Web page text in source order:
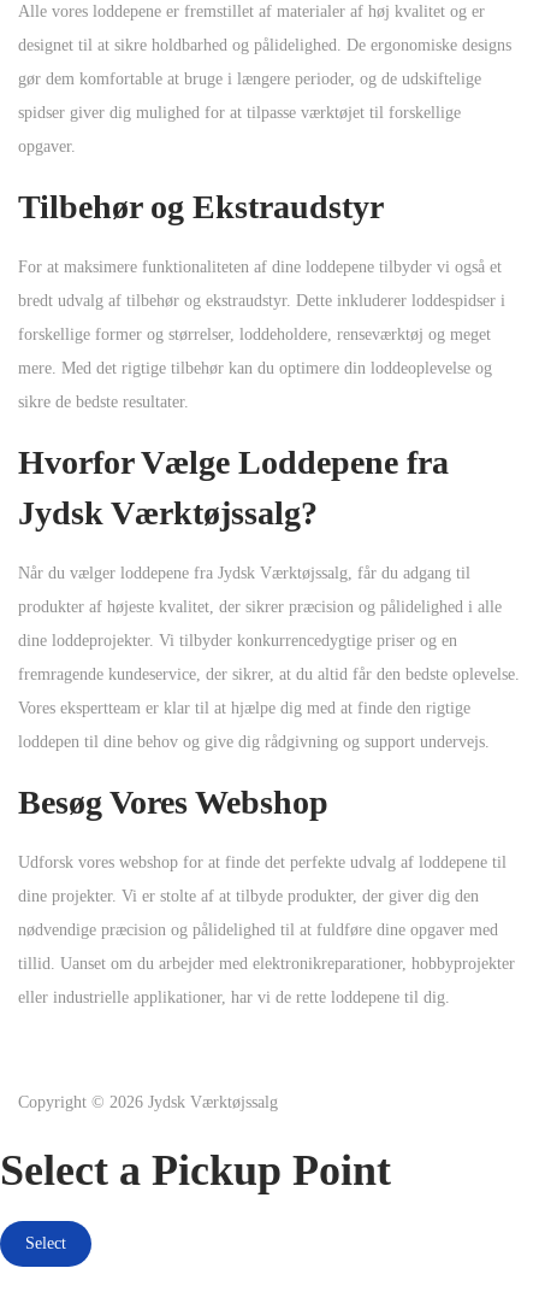
Alle vores loddepene er fremstillet af materialer af høj kvalitet og er
designet til at sikre holdbarhed og pålidelighed. De ergonomiske designs
gør dem komfortable at bruge i længere perioder, og de udskiftelige
spidser giver dig mulighed for at tilpasse værktøjet til forskellige
opgaver.
Tilbehør og Ekstraudstyr
For at maksimere funktionaliteten af dine loddepene tilbyder vi også et
bredt udvalg af tilbehør og ekstraudstyr. Dette inkluderer loddespidser i
forskellige former og størrelser, loddeholdere, renseværktøj og meget
mere. Med det rigtige tilbehør kan du optimere din loddeoplevelse og
sikre de bedste resultater.
Hvorfor Vælge Loddepene fra
Jydsk Værktøjssalg?
Når du vælger loddepene fra Jydsk Værktøjssalg, får du adgang til
produkter af højeste kvalitet, der sikrer præcision og pålidelighed i alle
dine loddeprojekter. Vi tilbyder konkurrencedygtige priser og en
fremragende kundeservice, der sikrer, at du altid får den bedste oplevelse.
Vores ekspertteam er klar til at hjælpe dig med at finde den rigtige
loddepen til dine behov og give dig rådgivning og support undervejs.
Besøg Vores Webshop
Udforsk vores webshop for at finde det perfekte udvalg af loddepene til
dine projekter. Vi er stolte af at tilbyde produkter, der giver dig den
nødvendige præcision og pålidelighed til at fuldføre dine opgaver med
tillid. Uanset om du arbejder med elektronikreparationer, hobbyprojekter
eller industrielle applikationer, har vi de rette loddepene til dig.
Copyright © 2026 Jydsk Værktøjssalg
Select a Pickup Point
Select